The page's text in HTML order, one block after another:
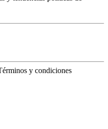
y condiciones